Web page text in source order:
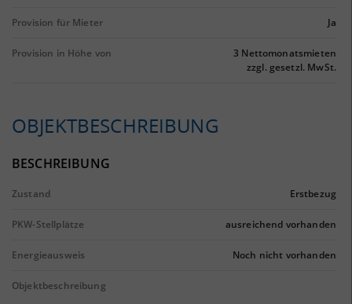
Provision für Mieter Ja
Provision in Höhe von
3 Nettomonatsmieten
zzgl. gesetzl. MwSt.
OBJEKTBESCHREIBUNG
BESCHREIBUNG
Zustand Erstbezug
PKW-Stellplätze ausreichend vorhanden
Energieausweis Noch nicht vorhanden
Objektbeschreibung